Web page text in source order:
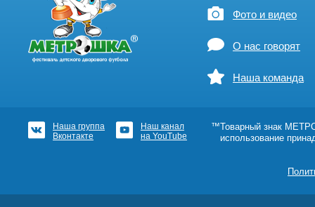
Фото и видео
О нас говорят
Наша команда
Наша группа
Вконтакте
Наш канал
на YouTube
™Товарный знак
использование